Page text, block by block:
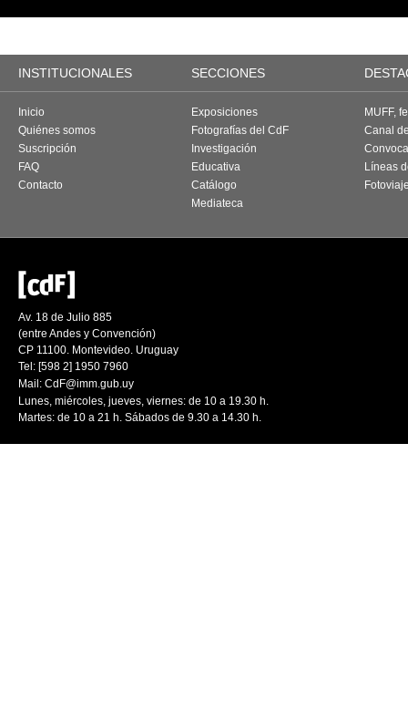
INSTITUCIONALES SECCIONES
Inicio
Quiénes somos
Suscripción
FAQ
Contacto
Exposiciones
Fotografías del CdF
Investigación
Educativa
Catálogo
Mediateca
MUFF,
Canal
Líneas
Av. 18 de Julio 885
(entre Andes y Convención)
CP 11100. Montevideo. Uruguay
Tel: [598 2] 1950 7960
Mail: CdF@imm.gub.uy
Lunes, miércoles, jueves, viernes: de 10 a 19.30 h.
Martes: de 10 a 21 h. Sábados de 9.30 a 14.30 h.